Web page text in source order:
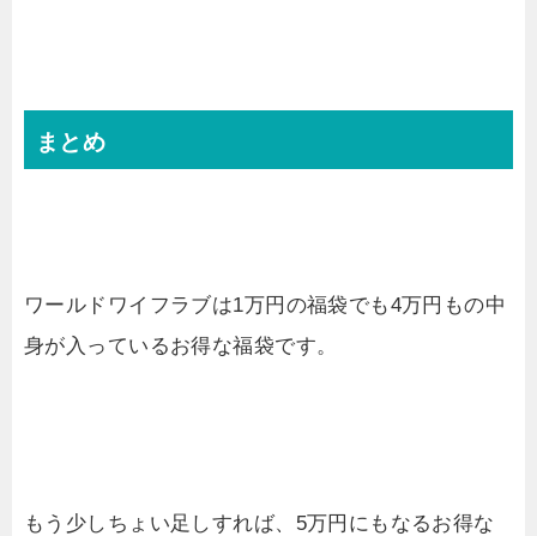
まとめ
ワールドワイフラブは1万円の福袋でも4万円もの中
身が入っているお得な福袋です。
もう少しちょい足しすれば、5万円にもなるお得な